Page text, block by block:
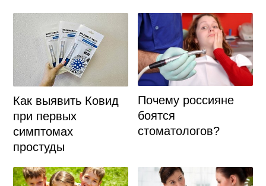
Как выявить Ковид
при первых
симптомах
простуды
Почему россияне
боятся
стоматологов?